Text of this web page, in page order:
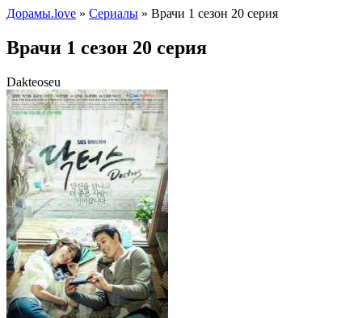
Дорамы.love » Сериалы » Врачи 1 сезон 20 серия
Врачи 1 сезон 20 серия
Dakteoseu